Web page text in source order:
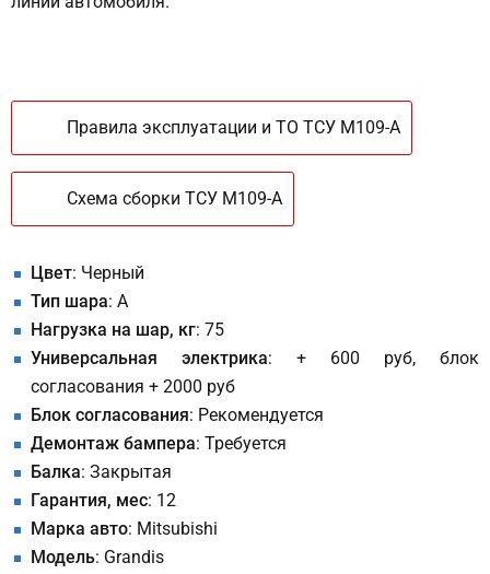
Правила эксплуатации и ТО ТСУ M109-A
Схема сборки ТСУ M109-A
Цвет: Черный
Тип шара: A
Нагрузка на шар, кг: 75
Универсальная электрика: + 600 руб, блок
согласования + 2000 руб
Блок согласования: Рекомендуется
Демонтаж бампера: Требуется
Балка: Закрытая
Гарантия, мес: 12
Марка авто: Mitsubishi
Модель: Grandis